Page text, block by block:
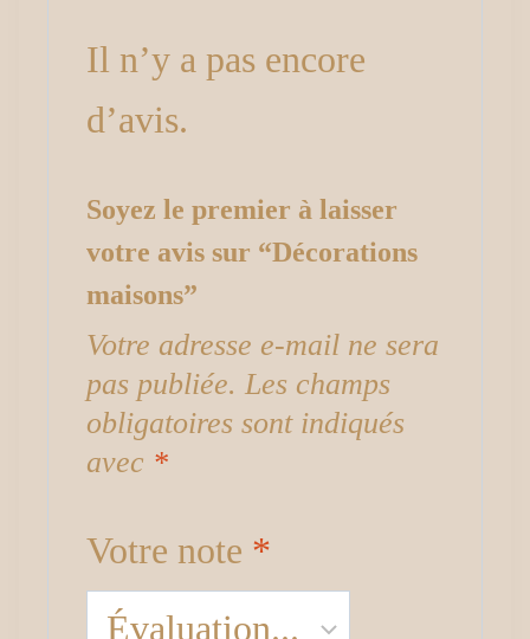
Il n’y a pas encore
d’avis.
Soyez le premier à laisser
votre avis sur “Décorations
maisons”
Votre adresse e-mail ne sera
pas publiée. Les champs
obligatoires sont indiqués
avec *
Votre note *